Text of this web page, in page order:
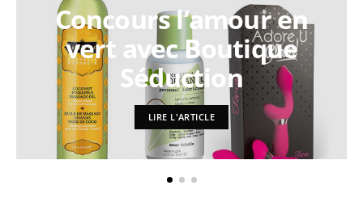
Concours l’amour en
vert avec Boutique
Séduction
LIRE L'ARTICLE